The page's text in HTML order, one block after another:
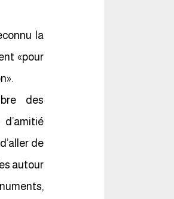
la
«pour
des
de
autour